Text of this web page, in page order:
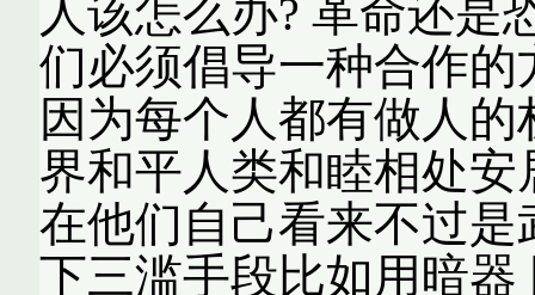
人该怎么办? 革命还是
们必须倡导一种合作
因为每个人都有做人
界和平人类和睦相处
在他们自己看来不过是
下三滥手段比如用暗